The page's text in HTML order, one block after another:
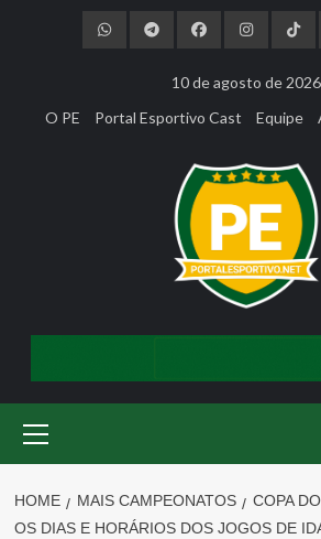
10 de agosto de 2026
O PE
Portal Esportivo Cast Equipe
Menu
HOME MAIS CAMPEONATOS COPA
OS DIAS E HORÁRIOS DOS JOGOS DE